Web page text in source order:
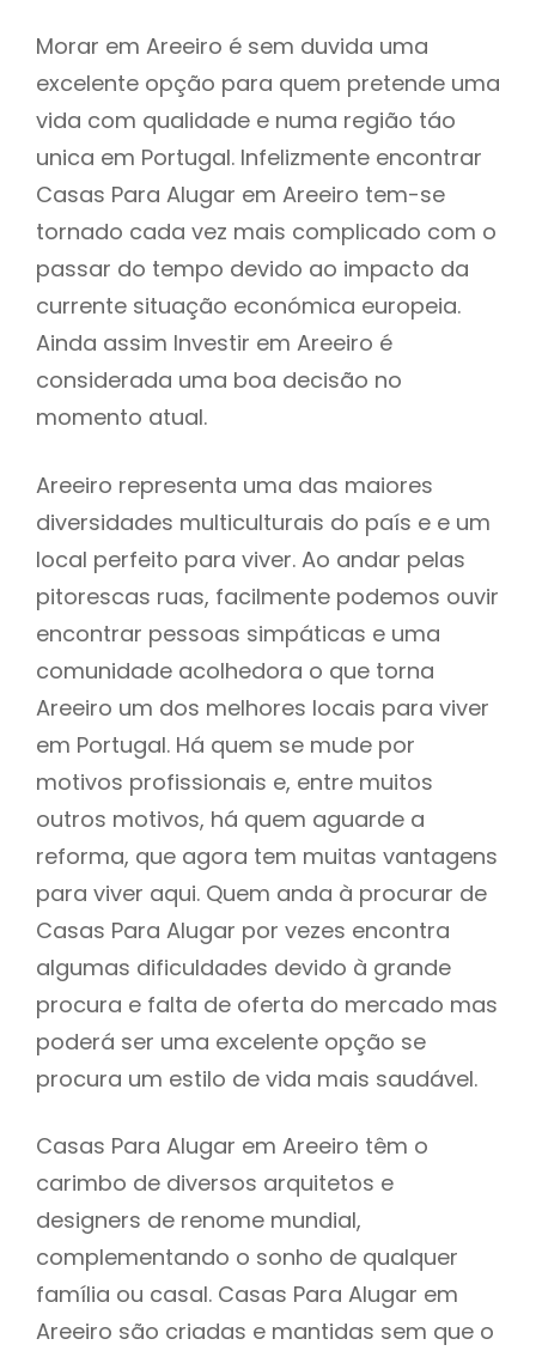
Morar em Areeiro é sem duvida uma
excelente opção para quem pretende uma
vida com qualidade e numa região táo
unica em Portugal. Infelizmente encontrar
Casas Para Alugar em Areeiro tem-se
tornado cada vez mais complicado com o
passar do tempo devido ao impacto da
currente situação económica europeia.
Ainda assim Investir em Areeiro é
considerada uma boa decisão no
momento atual.
Areeiro representa uma das maiores
diversidades multiculturais do país e e um
local perfeito para viver. Ao andar pelas
pitorescas ruas, facilmente podemos ouvir
encontrar pessoas simpáticas e uma
comunidade acolhedora o que torna
Areeiro um dos melhores locais para viver
em Portugal. Há quem se mude por
motivos profissionais e, entre muitos
outros motivos, há quem aguarde a
reforma, que agora tem muitas vantagens
para viver aqui. Quem anda à procurar de
Casas Para Alugar por vezes encontra
algumas dificuldades devido à grande
procura e falta de oferta do mercado mas
poderá ser uma excelente opção se
procura um estilo de vida mais saudável.
Casas Para Alugar em Areeiro têm o
carimbo de diversos arquitetos e
designers de renome mundial,
complementando o sonho de qualquer
família ou casal. Casas Para Alugar em
Areeiro são criadas e mantidas sem que o